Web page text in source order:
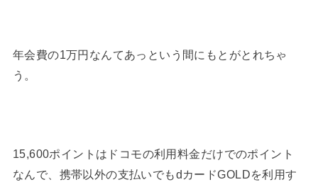
年会費の1万円なんてあっという間にもとがとれちゃ
う。
15,600ポイントはドコモの利用料金だけでのポイント
なんで、携帯以外の支払いでもdカードGOLDを利用す